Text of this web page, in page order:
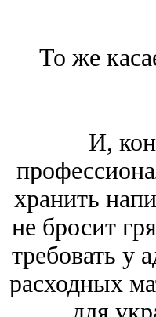
То же
И,
хранить
не бросит
требовать у
расходных
для